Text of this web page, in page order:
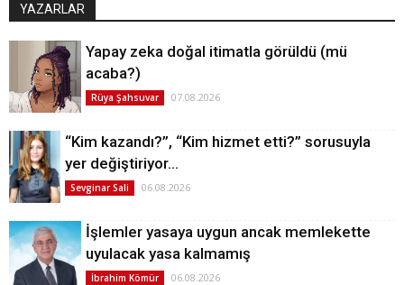
YAZARLAR
Yapay zeka doğal itimatla görüldü (mü
acaba?)
Rüya Şahsuvar 07.08.2026
“Kim kazandı?”, “Kim hizmet etti?” sorusuyla
yer değiştiriyor…
Sevginar Sali 06.08.2026
İşlemler yasaya uygun ancak memlekette
uyulacak yasa kalmamış
İbrahim Kömür 06.08.2026